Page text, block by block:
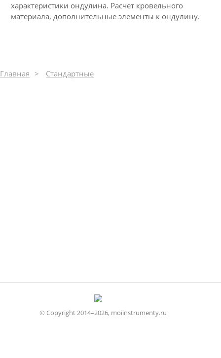
характеристики ондулина. Расчет кровельного
материала, дополнительные элементы к ондулину.
Главная Стандартные
© Copyright 2014–2026, moiinstrumenty.ru